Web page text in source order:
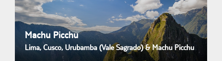
Machu Picchu
Lima, Cusco, Urubamba (Vale Sagrado) & Machu Picchu